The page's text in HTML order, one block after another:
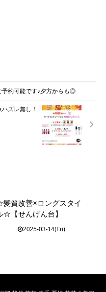
予約可能です♪夕方からも◎
ズレ無し！
質改善×ロングスタイ
☆【せんげん台】
2025-03-14(Fri)